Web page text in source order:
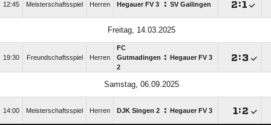
12:45 Meisterschaftsspiel Herren Hegauer FV 3 : SV Gailingen :
Freitag, 14.03.2025
19:30 Freundschaftsspiel Herren
FC
Gutmadingen
2
: Hegauer FV 3 :
Samstag, 06.09.2025
14:00 Meisterschaftsspiel Herren DJK Singen 2 : Hegauer FV 3 :